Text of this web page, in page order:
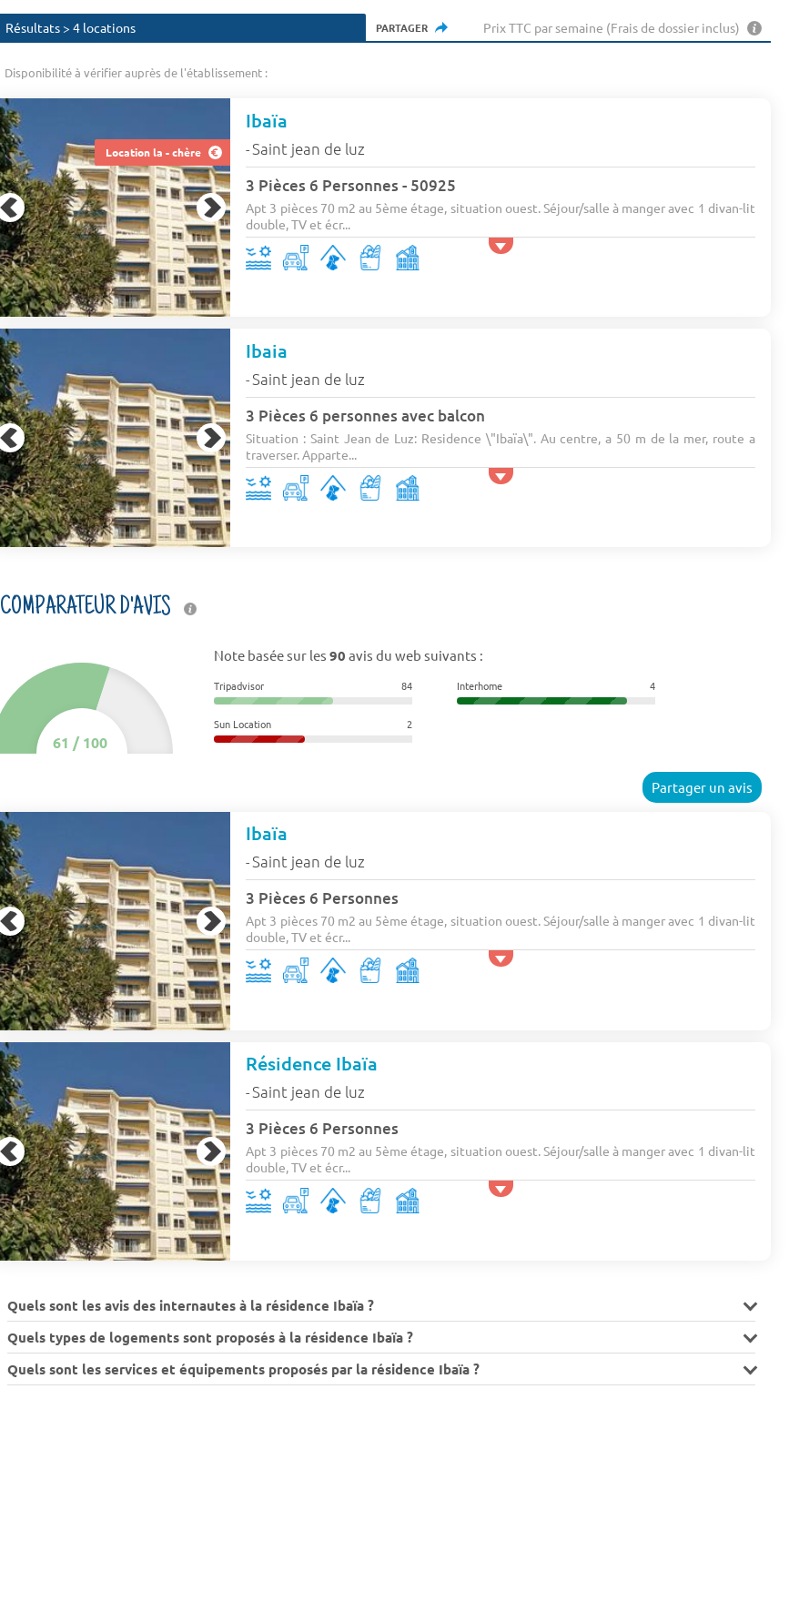
Résultats > 4 locations PARTAGER Prix TTC par semaine (Frais de dossier inclus)
Disponibilité à vérifier auprès de l'établissement :
Location la - chère
Ibaïa
-Saint jean de luz
3 Pièces 6 Personnes - 50925
Apt 3 pièces 70 m2 au 5ème étage, situation ouest. Séjour/salle à manger avec 1 divan-lit
double, TV et écr...
Ibaia
-Saint jean de luz
3 Pièces 6 personnes avec balcon
Situation : Saint Jean de Luz: Residence \"Ibaïa\". Au centre, a 50 m de la mer, route a
traverser. Apparte...
COMPARATEUR D'AVIS
61 /100
Note basée sur les 90 avis du web suivants :
Tripadvisor 84 Interhome 4
Sun Location 2
Partager un avis
Ibaïa
-Saint jean de luz
3 Pièces 6 Personnes
Apt 3 pièces 70 m2 au 5ème étage, situation ouest. Séjour/salle à manger avec 1 divan-lit
double, TV et écr...
Résidence Ibaïa
-Saint jean de luz
3 Pièces 6 Personnes
Apt 3 pièces 70 m2 au 5ème étage, situation ouest. Séjour/salle à manger avec 1 divan-lit
double, TV et écr...
Quels sont les avis des internautes à la résidence Ibaïa ?
Quels types de logements sont proposés à la résidence Ibaïa ?
Quels sont les services et équipements proposés par la résidence Ibaïa ?